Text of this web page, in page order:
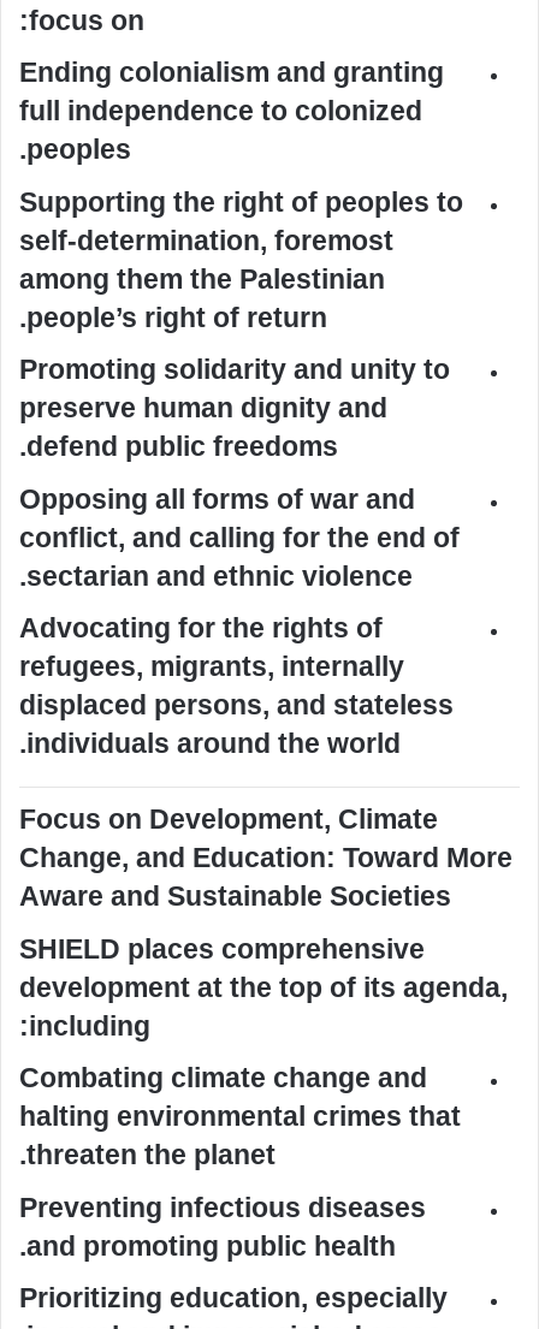
focus on:
Ending colonialism and granting
full independence to colonized
peoples.
Supporting the right of peoples to
self-determination, foremost
among them the Palestinian
people’s right of return.
Promoting solidarity and unity to
preserve human dignity and
defend public freedoms.
Opposing all forms of war and
conflict, and calling for the end of
sectarian and ethnic violence.
Advocating for the rights of
refugees, migrants, internally
displaced persons, and stateless
individuals around the world.
Focus on Development, Climate
Change, and Education: Toward More
Aware and Sustainable Societies
SHIELD places comprehensive
development at the top of its agenda,
including:
Combating climate change and
halting environmental crimes that
threaten the planet.
Preventing infectious diseases
and promoting public health.
Prioritizing education, especially